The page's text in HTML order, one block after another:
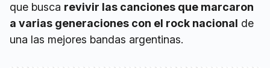
que busca revivir las canciones que marcaron
a varias generaciones con el rock nacional de
una las mejores bandas argentinas.